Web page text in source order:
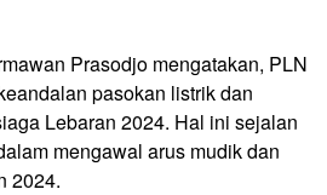
Prasodjo mengatakan, PLN
pasokan listrik dan
Lebaran 2024. Hal ini sejalan
mengawal arus mudik dan
2024.